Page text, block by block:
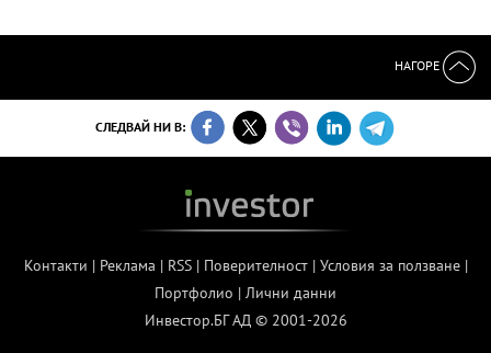
НАГОРЕ
СЛЕДВАЙ НИ В:
Контакти | Реклама | RSS| Поверителност| Условия за ползване|
Портфолио | Лични данни
Инвестор.БГ АД © 2001-2026